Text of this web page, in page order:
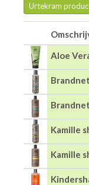
Urtekram
Aloe
Kamille
Kamille